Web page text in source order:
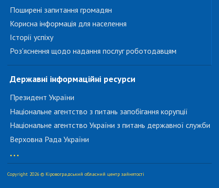
Поширені запитання громадян
Корисна інформація для населення
Історії успіху
Роз'яснення щодо надання послуг роботодавцям
Державні інформаційні ресурси
Президент України
Національне агентство з питань запобігання корупції
Національне агентство України з питань державної служби
Верховна Рада України
...
Copyright 2026 © Кіровоградський обласний центр зайнятості